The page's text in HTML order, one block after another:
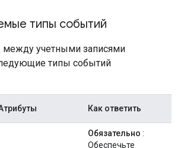
типы событий
учетными записями
типы событий
Как ответить
Обязательно :
Обеспечьте